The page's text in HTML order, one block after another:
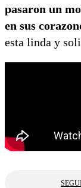
pasaron un
en sus
esta linda y